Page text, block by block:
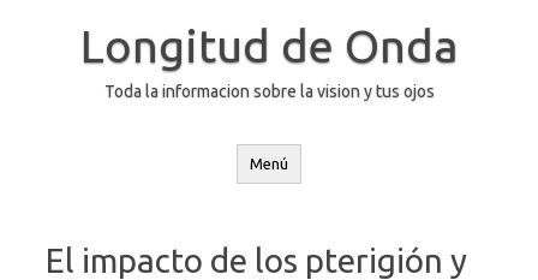
Longitud de Onda
Toda la informacion sobre la vision y tus ojos
Menú
El impacto de los pterigión y